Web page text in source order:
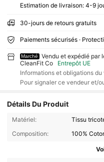
Estimation de livraison: 4-9
30-jours de retours gratuits
Paiements sécurisés ·
Marché
Vendu et expédié par
CleanFit Co
Entrepôt UE
Informations et obligations du
Pour signaler ce vendeur et/
Détails Du Produit
Matériel:
Tissu
Composition:
100%